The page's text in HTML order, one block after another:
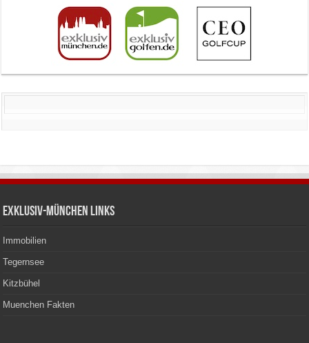
Exklusiv-München Links
Immobilien
Tegernsee
Kitzbühel
Muenchen Fakten